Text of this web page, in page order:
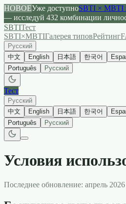
НОВОЕУже доступноSBTI × MBTI
— исследуй 432 комбинации
SBTIТест
SBTI×MBTIГалерея типовРейтинг
Русский
中文
English 日本語 한국어
Português
Русский
Тест
Русский
中文
English 日本語 한국어
Português
Русский
Условия
Последнее обновление: апрель 2026